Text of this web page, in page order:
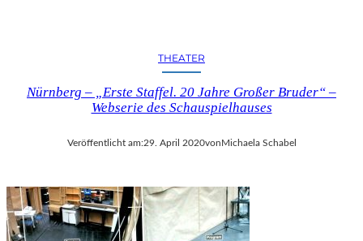
THEATER
Nürnberg – „Erste Staffel. 20 Jahre Großer Bruder“ –
Webserie des Schauspielhauses
Veröffentlicht am:29. April 2020von Michaela Schabel